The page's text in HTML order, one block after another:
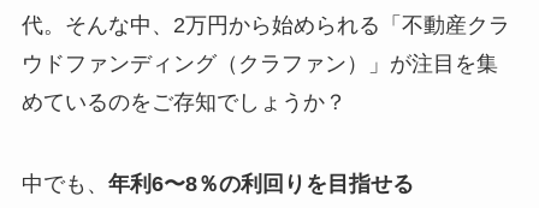
代。そんな中、2万円から始められる「不動産クラ
ウドファンディング（クラファン）」が注目を集
めているのをご存知でしょうか？
中でも、 年利6〜8％の利回りを目指せる